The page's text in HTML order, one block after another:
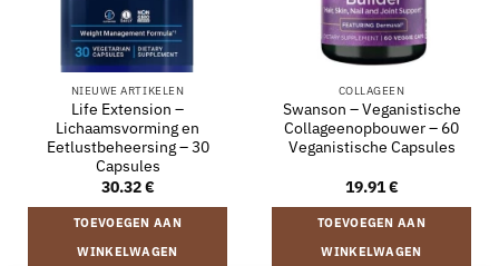
NIEUWE ARTIKELEN
Life Extension –
Lichaamsvorming en
Eetlustbeheersing – 30
Capsules
30.32€
TOEVOEGEN AAN
WINKELWAGEN
COLLAGEEN
Swanson – Veganistische
Collageenopbouwer – 60
Veganistische Capsules
19.91€
TOEVOEGEN AAN
WINKELWAGEN